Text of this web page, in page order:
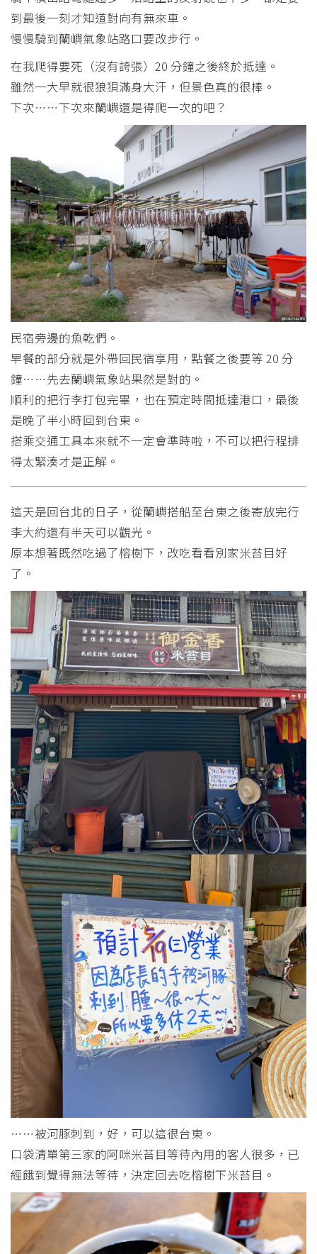
到最後一刻才知道對向有無來車。
慢慢騎到蘭嶼氣象站路口要改步行。
在我爬得要死（沒有誇張）20 分鐘之後終於抵達。
雖然一大早就很狼狽滿身大汗，但景色真的很棒。
下次⋯⋯下次來蘭嶼還是得爬一次的吧？
民宿旁邊的魚乾們。
早餐的部分就是外帶回民宿享用，點餐之後要等 20 分
鐘⋯⋯先去蘭嶼氣象站果然是對的。
順利的把行李打包完畢，也在預定時間抵達港口，最後
是晚了半小時回到台東。
搭乘交通工具本來就不一定會準時啦，不可以把行程排
得太緊湊才是正解。
這天是回台北的日子，從蘭嶼搭船至台東之後寄放完行
李大約還有半天可以觀光。
原本想著既然吃過了榕樹下，改吃看看別家米苔目好
了。
⋯⋯被河豚刺到，好，可以這很台東。
口袋清單第三家的阿咪米苔目等待內用的客人很多，已
經餓到覺得無法等待，決定回去吃榕樹下米苔目。